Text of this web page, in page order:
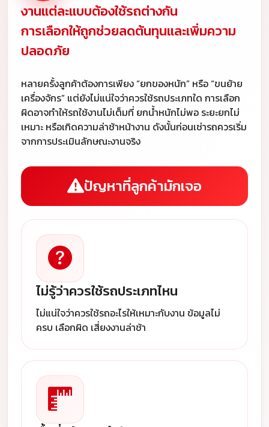
งานแต่ละแบบต้องใช้รถต่างกัน
การเลือกให้ถูกช่วยลดต้นทุนและเพิ่มความ
ปลอดภัย
หลายครั้งลูกค้าต้องการเพียง “ยกของหนัก” หรือ “ขนย้าย
เครื่องจักร” แต่ยังไม่แน่ใจว่าควรใช้รถประเภทใด การเลือก
ผิดอาจทำให้รถใช้งานไม่เต็มที่ ยกน้ำหนักไม่พอ ระยะยกไม่
เหมาะ หรือเกิดความล่าช้าหน้างาน ดังนั้นก่อนเช่ารถควรเริ่ม
จากการประเมินลักษณะงานจริง
ปัญหาที่ลูกค้ามักเจอ
ไม่รู้ว่าควรใช้รถประเภทไหน
ไม่แน่ใจว่าควรใช้รถอะไรให้เหมาะกับงาน ข้อมูลไม่
ครบ เลือกผิด เสี่ยงงานล่าช้า